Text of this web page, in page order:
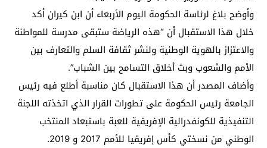
وأوضح بلاغ لرئاسة الحكومة اليوم الأربعاء أن ابن كيران أكد
خلال هذا الاستقبال أن “هذه الرياضة ستبقى مدرسة للمواطنة
والاعتزاز بالهوية الوطنية ولنشر ثقافة السلم والتعارف بين
الأمم والشعوب وبث أخلاق التسامح بين الشباب”.
وأضاف المصدر أن هذا الاستقبال كان مناسبة أطلع فيه رئيس
الجامعة رئيس الحكومة على تطورات القرار الذي اتخذته اللجنة
التنفيذية للكونفدرالية الإفريقية للعبة باستبعاد المنتخب
الوطني من نسختي كأس إفريقيا للأمم 2017 و 2019.